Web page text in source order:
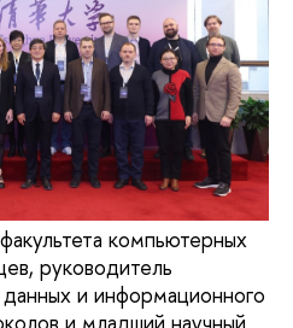
компьютерных
руководитель
и информационного